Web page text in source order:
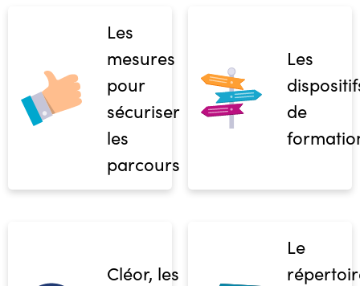
Les
mesures
pour
sécuriser
les
parcours
Les
de
Cléor, les
Le